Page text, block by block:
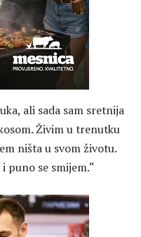
ali sada sam sretnija
Živim u trenutku
ništa u svom životu.
puno se smijem.“